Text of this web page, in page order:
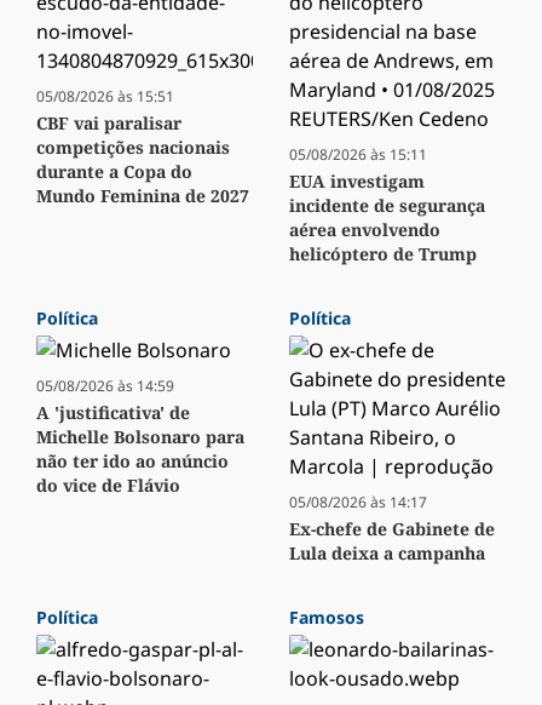
05/08/2026 às 15:51
CBF vai paralisar
competições nacionais
durante a Copa do
Mundo Feminina de 2027
05/08/2026 às 15:11
EUA investigam
incidente de segurança
aérea envolvendo
helicóptero de Trump
Política
05/08/2026 às 14:59
A 'justificativa' de
Michelle Bolsonaro para
não ter ido ao anúncio
do vice de Flávio
Política
05/08/2026 às 14:17
Ex-chefe de Gabinete de
Lula deixa a campanha
Política Famosos